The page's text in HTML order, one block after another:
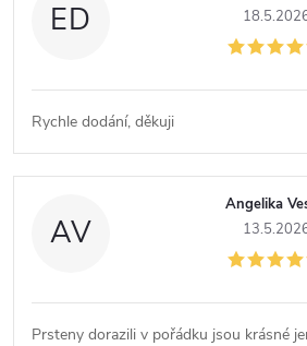
ED
Rychle dodání, děkuji
AV
Angelika
Prsteny dorazili v pořádku jsou krásné